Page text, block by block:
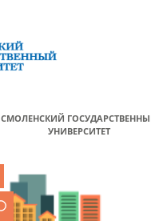
СМОЛЕНСКИЙ
УНИВЕРСИТЕТ